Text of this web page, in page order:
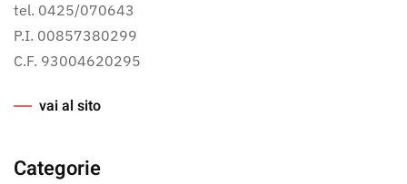
tel. 0425/070643
P.I. 00857380299
C.F. 93004620295
vai al sito
Categorie